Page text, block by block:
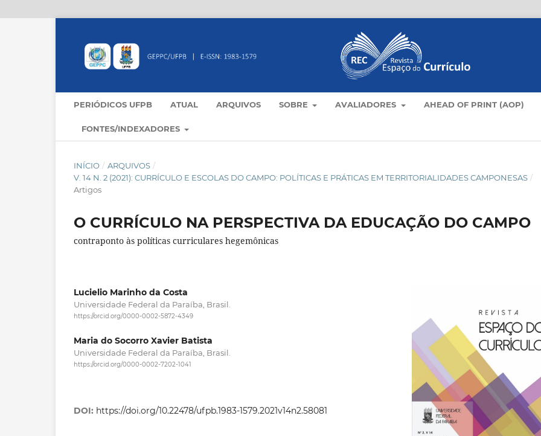
PERIÓDICOS UFPB ATUAL ARQUIVOS SOBRE AVALIADORES AHEAD OF PRINT (AOP)
FONTES/INDEXADORES
INÍCIO / ARQUIVOS /
V. 14 N. 2 (2021): CURRÍCULO E ESCOLAS DO CAMPO: POLÍTICAS E PRÁTICAS EM TERRITORIALIDADES CAMPONESAS /
Artigos
O CURRÍCULO NA PERSPECTIVA DA EDUCAÇÃO DO CAMPO
contraponto às políticas curriculares hegemônicas
Lucielio Marinho da Costa
Universidade Federal da Paraíba, Brasil.
https://orcid.org/0000-0002-5872-4349
Maria do Socorro Xavier Batista
Universidade Federal da Paraíba, Brasil.
https://orcid.org/0000-0002-7202-1041
DOI: https://doi.org/10.22478/ufpb.1983-1579.2021v14n2.58081